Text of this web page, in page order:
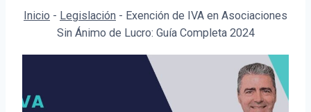
Inicio - Legislación - Exención de IVA en Asociaciones
Sin Ánimo de Lucro: Guía Completa 2024